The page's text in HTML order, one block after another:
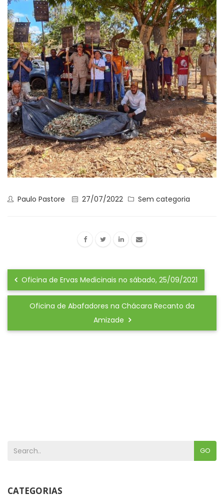
Paulo Pastore 27/07/2022 Sem categoria
Oficina de Ervas Medicinais no sábado, 25/09/2021
Oficina de Abafadores na Chácara Recanto da
Amizade
GO
CATEGORIAS